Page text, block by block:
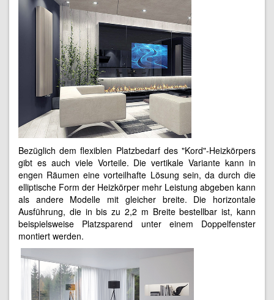
Bezüglich dem flexiblen Platzbedarf des "Kord"-Heizkörpers
gibt es auch viele Vorteile. Die vertikale Variante kann in
engen Räumen eine vorteilhafte Lösung sein, da durch die
elliptische Form der Heizkörper mehr Leistung abgeben kann
als andere Modelle mit gleicher breite. Die horizontale
Ausführung, die in bis zu 2,2 m Breite bestellbar ist, kann
beispielsweise Platzsparend unter einem Doppelfenster
montiert werden.